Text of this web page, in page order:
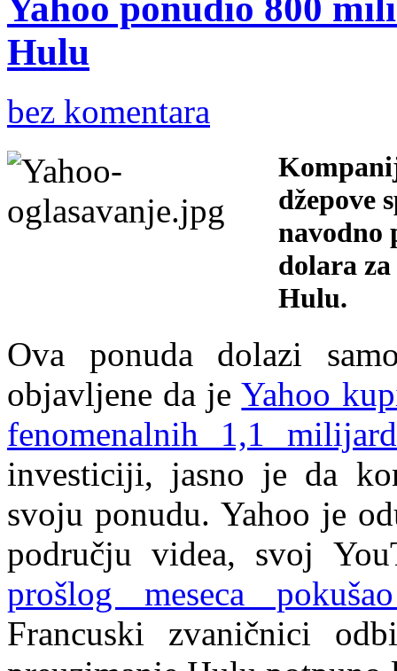
Hulu
bez komentara
džepove
navodno
dolara
Hulu.
Ova ponuda dolazi
objavljene da jeYahoo
fenomenalnih 1,1
investiciji, jasno je da
svoju ponudu. Yahoo je
području videa, svoj
prošlog meseca
Francuski zvaničnici